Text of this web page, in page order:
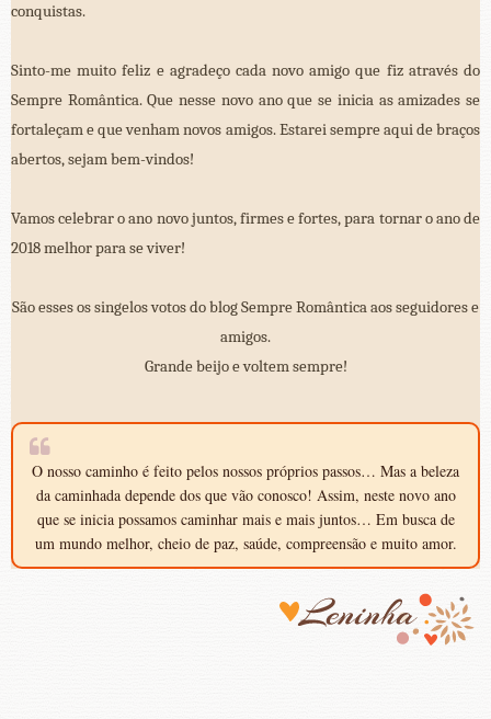
conquistas.
Sinto-me muito feliz e agradeço cada novo amigo que fiz através do
Sempre Romântica. Que nesse novo ano que se inicia as amizades se
fortaleçam e que venham novos amigos. Estarei sempre aqui de braços
abertos, sejam bem-vindos!
Vamos celebrar o ano novo juntos, firmes e fortes, para tornar o ano de
2018 melhor para se viver!
São esses os singelos votos do blog Sempre Romântica aos seguidores e
amigos.
Grande beijo e voltem sempre!
O nosso caminho é feito pelos nossos próprios passos… Mas a beleza
da caminhada depende dos que vão conosco! Assim, neste novo ano
que se inicia possamos caminhar mais e mais juntos… Em busca de
um mundo melhor, cheio de paz, saúde, compreensão e muito amor.